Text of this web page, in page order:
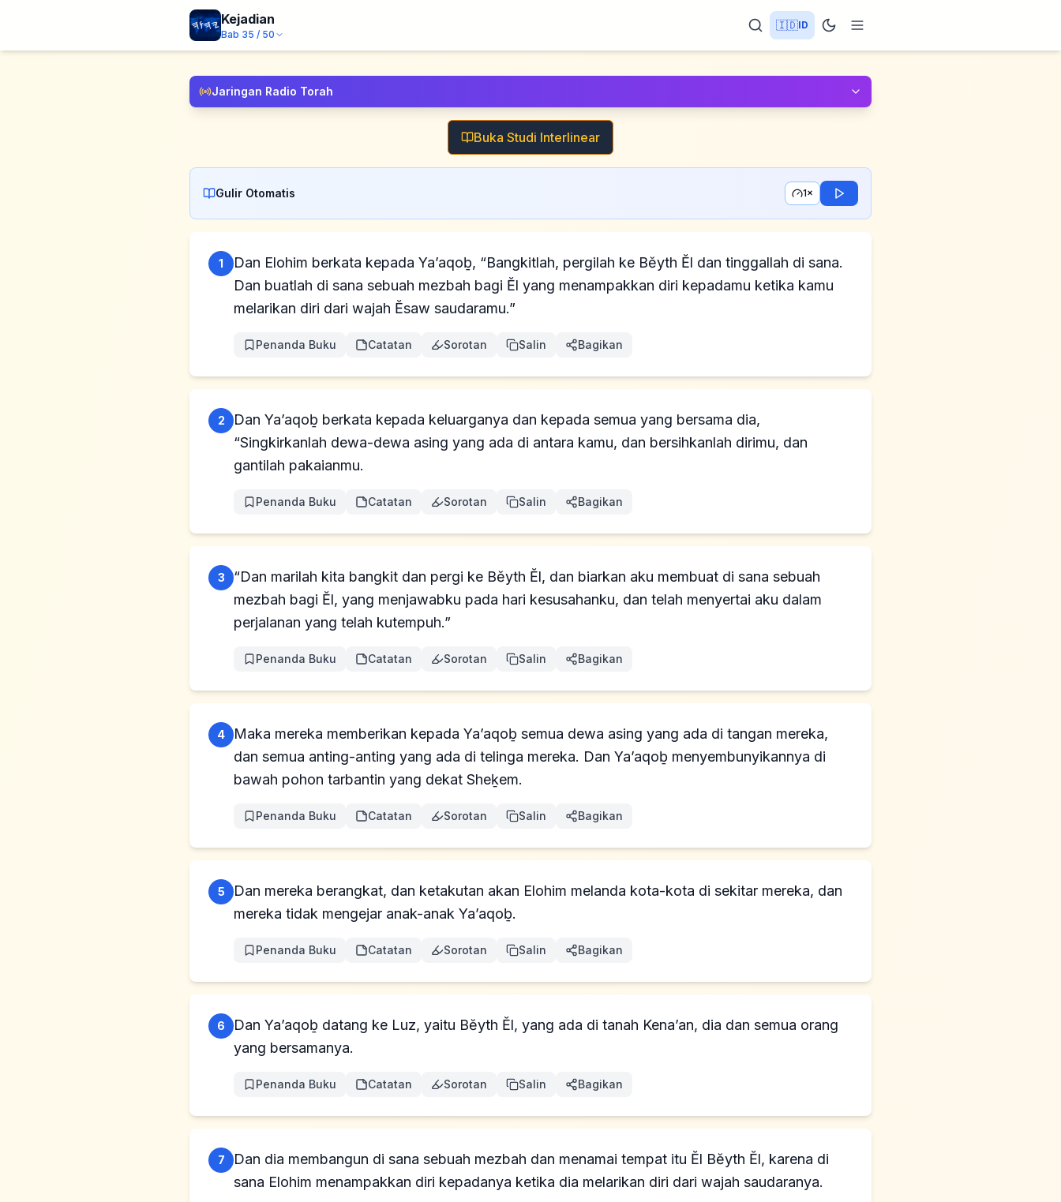
Kejadian
Bab 35 / 50
🇮🇩ID
Jaringan Radio Torah
Buka Studi Interlinear
Gulir Otomatis 1×
1
Dan Elohim berkata kepada Ya’aqoḇ, “Bangkitlah, pergilah ke Bĕyth Ĕl dan tinggallah di sana.
Dan buatlah di sana sebuah mezbah bagi Ĕl yang menampakkan diri kepadamu ketika kamu
melarikan diri dari wajah Ĕsaw saudaramu.”
Penanda Buku Catatan Sorotan Salin Bagikan
2
Dan Ya’aqoḇ berkata kepada keluarganya dan kepada semua yang bersama dia,
“Singkirkanlah dewa-dewa asing yang ada di antara kamu, dan bersihkanlah dirimu, dan
gantilah pakaianmu.
Penanda Buku Catatan Sorotan Salin Bagikan
3
“Dan marilah kita bangkit dan pergi ke Bĕyth Ĕl, dan biarkan aku membuat di sana sebuah
mezbah bagi Ĕl, yang menjawabku pada hari kesusahanku, dan telah menyertai aku dalam
perjalanan yang telah kutempuh.”
Penanda Buku Catatan Sorotan Salin Bagikan
4
Maka mereka memberikan kepada Ya’aqoḇ semua dewa asing yang ada di tangan mereka,
dan semua anting-anting yang ada di telinga mereka. Dan Ya’aqoḇ menyembunyikannya di
bawah pohon tarbantin yang dekat Sheḵem.
Penanda Buku Catatan Sorotan Salin Bagikan
5
Dan mereka berangkat, dan ketakutan akan Elohim melanda kota-kota di sekitar mereka, dan
mereka tidak mengejar anak-anak Ya’aqoḇ.
Penanda Buku Catatan Sorotan Salin Bagikan
6
Dan Ya’aqoḇ datang ke Luz, yaitu Bĕyth Ĕl, yang ada di tanah Kena’an, dia dan semua orang
yang bersamanya.
Penanda Buku Catatan Sorotan Salin Bagikan
7
Dan dia membangun di sana sebuah mezbah dan menamai tempat itu Ĕl Bĕyth Ĕl, karena di
sana Elohim menampakkan diri kepadanya ketika dia melarikan diri dari wajah saudaranya.